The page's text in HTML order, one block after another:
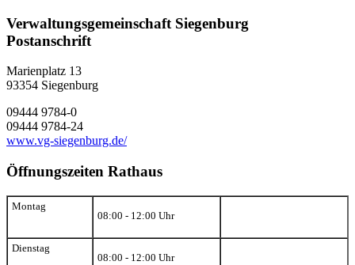
Verwaltungsgemeinschaft Siegenburg
Postanschrift
Marienplatz 13
93354 Siegenburg
09444 9784-0
09444 9784-24
www.vg-siegenburg.de/
Öffnungszeiten Rathaus
Montag
08:00 - 12:00 Uhr
Dienstag
08:00 - 12:00 Uhr